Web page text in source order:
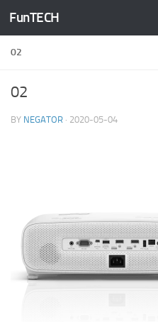
Skip to content
FunTECH
02
02
BY NEGATOR · 2020-05-04